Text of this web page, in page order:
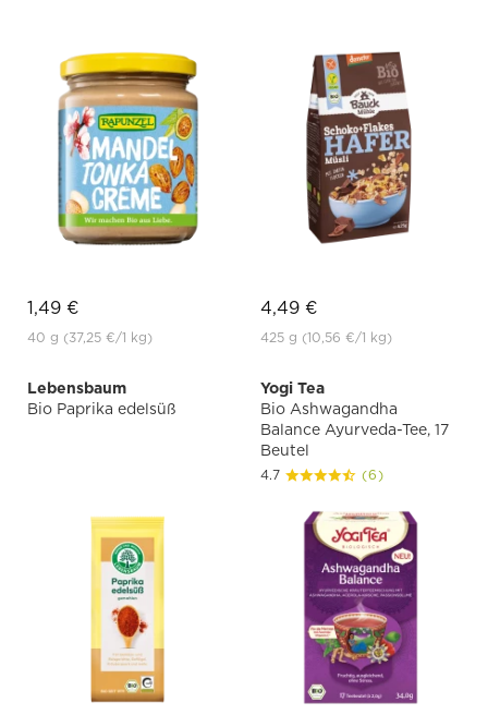
1,49 €
40 g (37,25 €/1 kg)
4,49 €
425 g (10,56 €/1 kg)
Lebensbaum
Bio Paprika edelsüß
Yogi Tea
Bio Ashwagandha
Balance Ayurveda-Tee, 17
Beutel
4.7 (6)